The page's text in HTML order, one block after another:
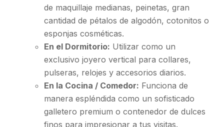
de maquillaje medianas, peinetas, gran
cantidad de pétalos de algodón, cotonitos o
esponjas cosméticas.
En el Dormitorio: Utilizar como un
exclusivo joyero vertical para collares,
pulseras, relojes y accesorios diarios.
En la Cocina / Comedor: Funciona de
manera espléndida como un sofisticado
galletero premium o contenedor de dulces
finos para impresionar a tus visitas.